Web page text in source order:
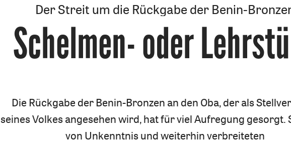
Der Streit um die Rückgabe der Benin-
:
Schelmen- oder
Die Rückgabe der Benin-Bronzen an den Oba, der als
seines Volkes angesehen wird, hat für viel Aufregung gesorgt.
von Unkenntnis und weiterhin verbreiteten